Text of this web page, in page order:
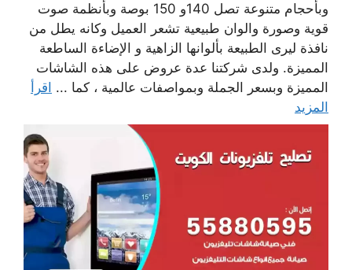
وبأحجام متنوعة تصل 140و 150 بوصة وبأنظمة صوت
قوية وصورة والوان طبيعية تشعر العميل وكانه يطل من
نافذة ليرى الطبيعة بألوانها الزاهية و الإضاءة الساطعة
المميزة. ولدى شركتنا عدة عروض على هذه الشاشات
المميزة وبسعر الجملة وبمواصفات عالمية ، كما ... اقرأ
المزيد